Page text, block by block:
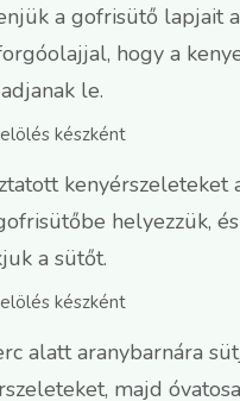
a gofrisütő lapjait a
hogy a
le.
készként
kenyérszeleteket
helyezzük, és
a sütőt.
készként
alatt aranybarnára
majd